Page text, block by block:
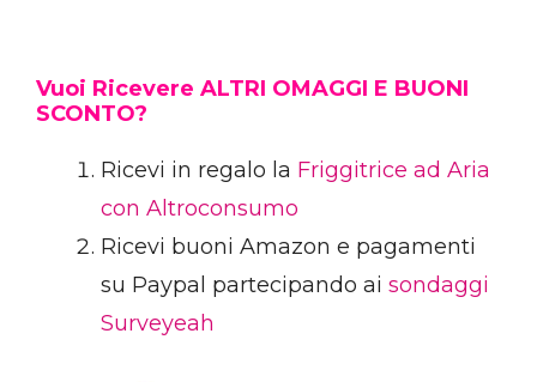
Vuoi Ricevere ALTRI OMAGGI E BUONI
SCONTO?
Ricevi in regalo la Friggitrice ad Aria
con Altroconsumo
Ricevi buoni Amazon e pagamenti
su Paypal partecipando ai sondaggi
Surveyeah